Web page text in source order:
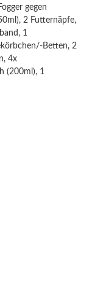
gegen
2 Futternäpfe,
1
Betten, 2
4x
(200ml), 1